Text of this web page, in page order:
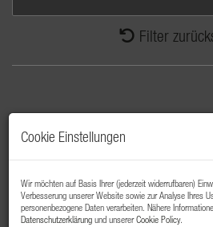
Filter
5700 Zell am See /
Cookie Einstellungen
Wir möchten auf Basis Ihrer (jederzeit widerrufbaren)
Verbesserung unserer Website sowie zur Analyse Ihres
personenbezogene Daten verarbeiten. Nähere
Datenschutzerklärung und unsererCookie Policy.